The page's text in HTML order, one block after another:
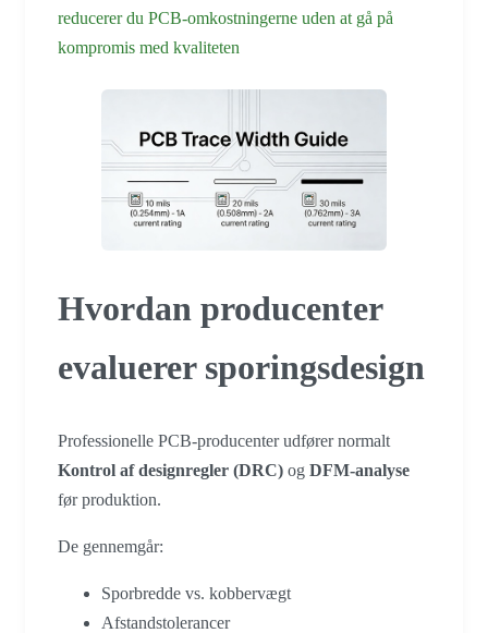
reducerer du PCB-omkostningerne uden at gå på
kompromis med kvaliteten
Hvordan producenter
evaluerer sporingsdesign
Professionelle PCB-producenter udfører normalt
Kontrol af designregler (DRC) og DFM-analyse
før produktion.
De gennemgår:
Sporbredde vs. kobbervægt
Afstandstolerancer